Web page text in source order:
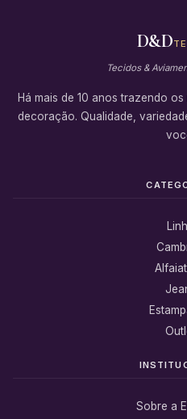
D&D
Tecidos &
Há mais de 10 anos trazendo
decoração. Qualidade,
Sobre a